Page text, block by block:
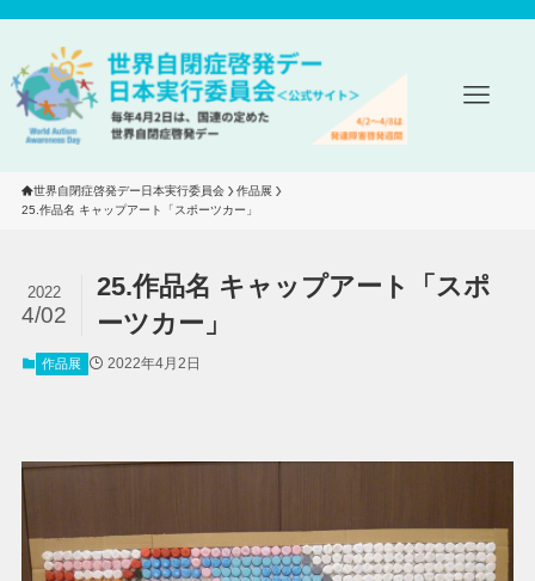
世界自閉症啓発デー日本実行委員会
作品展
25.作品名 キャップアート「スポーツカー」
25.作品名 キャップアート「スポ
ーツカー」
2022
4/02
作品展 2022年4月2日